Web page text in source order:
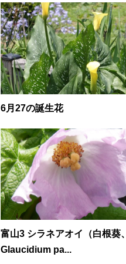
6月27の誕生花
富山3 シラネアオイ（白根葵、
Glaucidium pa...